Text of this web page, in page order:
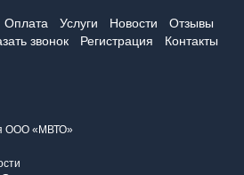
Оплата Услуги Новости
Отзывы
звонок Регистрация Контакты
ООО «МВТО»